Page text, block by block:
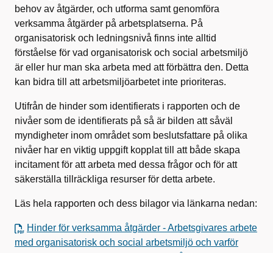
behov av åtgärder, och utforma samt genomföra
verksamma åtgärder på arbetsplatserna. På
organisatorisk och ledningsnivå finns inte alltid
förståelse för vad organisatorisk och social arbetsmiljö
är eller hur man ska arbeta med att förbättra den. Detta
kan bidra till att arbetsmiljöarbetet inte prioriteras.
Utifrån de hinder som identifierats i rapporten och de
nivåer som de identifierats på så är bilden att såväl
myndigheter inom området som beslutsfattare på olika
nivåer har en viktig uppgift kopplat till att både skapa
incitament för att arbeta med dessa frågor och för att
säkerställa tillräckliga resurser för detta arbete.
Läs hela rapporten och dess bilagor via länkarna nedan:
Hinder för verksamma åtgärder - Arbetsgivares arbete
med organisatorisk och social arbetsmiljö och varför